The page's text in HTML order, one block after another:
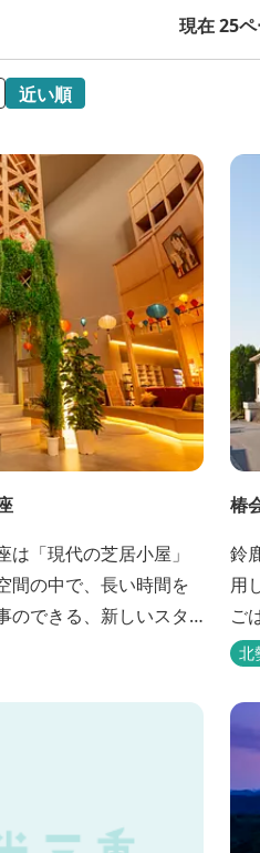
現在 25
近い順
「現代の芝居小屋」
間の中で、長い時間を
のできる、新しいスタ
施設です。 挽きたて
す。
椿
鈴
用
ご
お北